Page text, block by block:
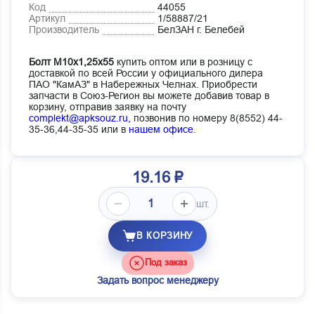
Код
44055
Артикул
1/58887/21
Производитель
БелЗАН г. Белебей
Болт М10х1,25х55 купить оптом или в розницу с
доставкой по всей России у официального дилера
ПАО "КамАЗ" в Набережных Челнах. Приобрести
запчасти в Союз-Регион вы можете добавив товар в
корзину, отправив заявку на почту
complekt@apksouz.ru,
позвонив по номеру 8(8552) 44-
35-36,44-35-35 или в нашем офисе
19.16 ₽
шт.
В КОРЗИНУ
Под заказ
Задать вопрос менеджеру